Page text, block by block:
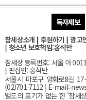
독자제보
참세상소개 | 후원하기 |광고
| 청소년 보호책임:홍석만
참세상 등록번호: 서울 아
| 편집인: 홍석만
서울시 마포구 양화로8길
(02)701-7112 | E-mail:
별도의 표기가 없는 한 '참세